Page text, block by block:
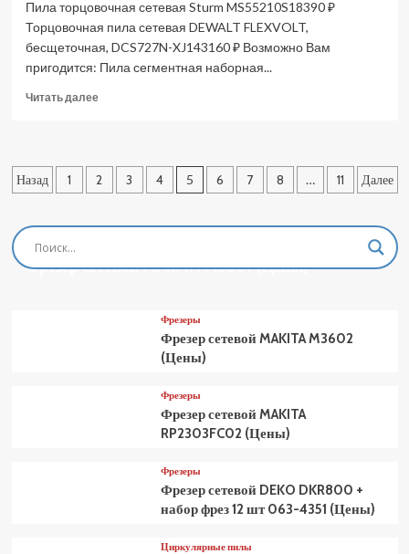
Пила торцовочная сетевая Sturm MS55210S18390 ₽
Торцовочная пила сетевая DEWALT FLEXVOLT,
бесщеточная, DCS727N-XJ143160 ₽ Возможно Вам
пригодится: Пила сегментная наборная...
Читать далееПрочитать
торцовочная
сетевая
Пагинация
Назад 1 2 3 4 5 6 7 8 … 11 Далее
Фрезеры
Фрезер сетевой MAKITA M3601 (Цены)
Фрезеры
Фрезер сетевой MAKITA M3602
(Цены)
Фрезеры
Фрезер сетевой MAKITA
RP2303FC02 (Цены)
Фрезеры
Фрезер сетевой DEKO DKR800 +
набор фрез 12 шт 063-4351 (Цены)
Циркулярные пилы